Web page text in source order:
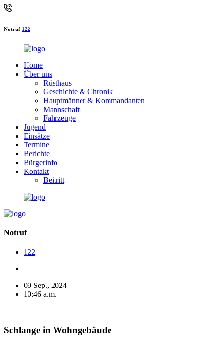
Notruf 122
Home
Über uns
Rüsthaus
Geschichte & Chronik
Hauptmänner & Kommandanten
Mannschaft
Fahrzeuge
Jugend
Einsätze
Termine
Berichte
Bürgerinfo
Kontakt
Beitritt
Notruf
122
09 Sep., 2024
10:46 a.m.
Schlange in Wohngebäude